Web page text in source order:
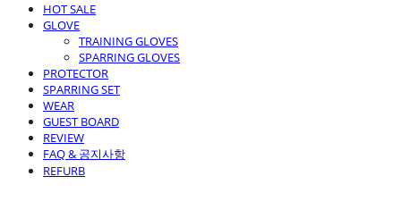
HOT SALE
GLOVE
TRAINING GLOVES
SPARRING GLOVES
PROTECTOR
SPARRING SET
WEAR
GUEST BOARD
REVIEW
FAQ & 공지사항
REFURB